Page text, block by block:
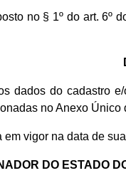
no § 1º do art. 6º
dados do cadastro
no Anexo Único
vigor na data de
DO ESTADO